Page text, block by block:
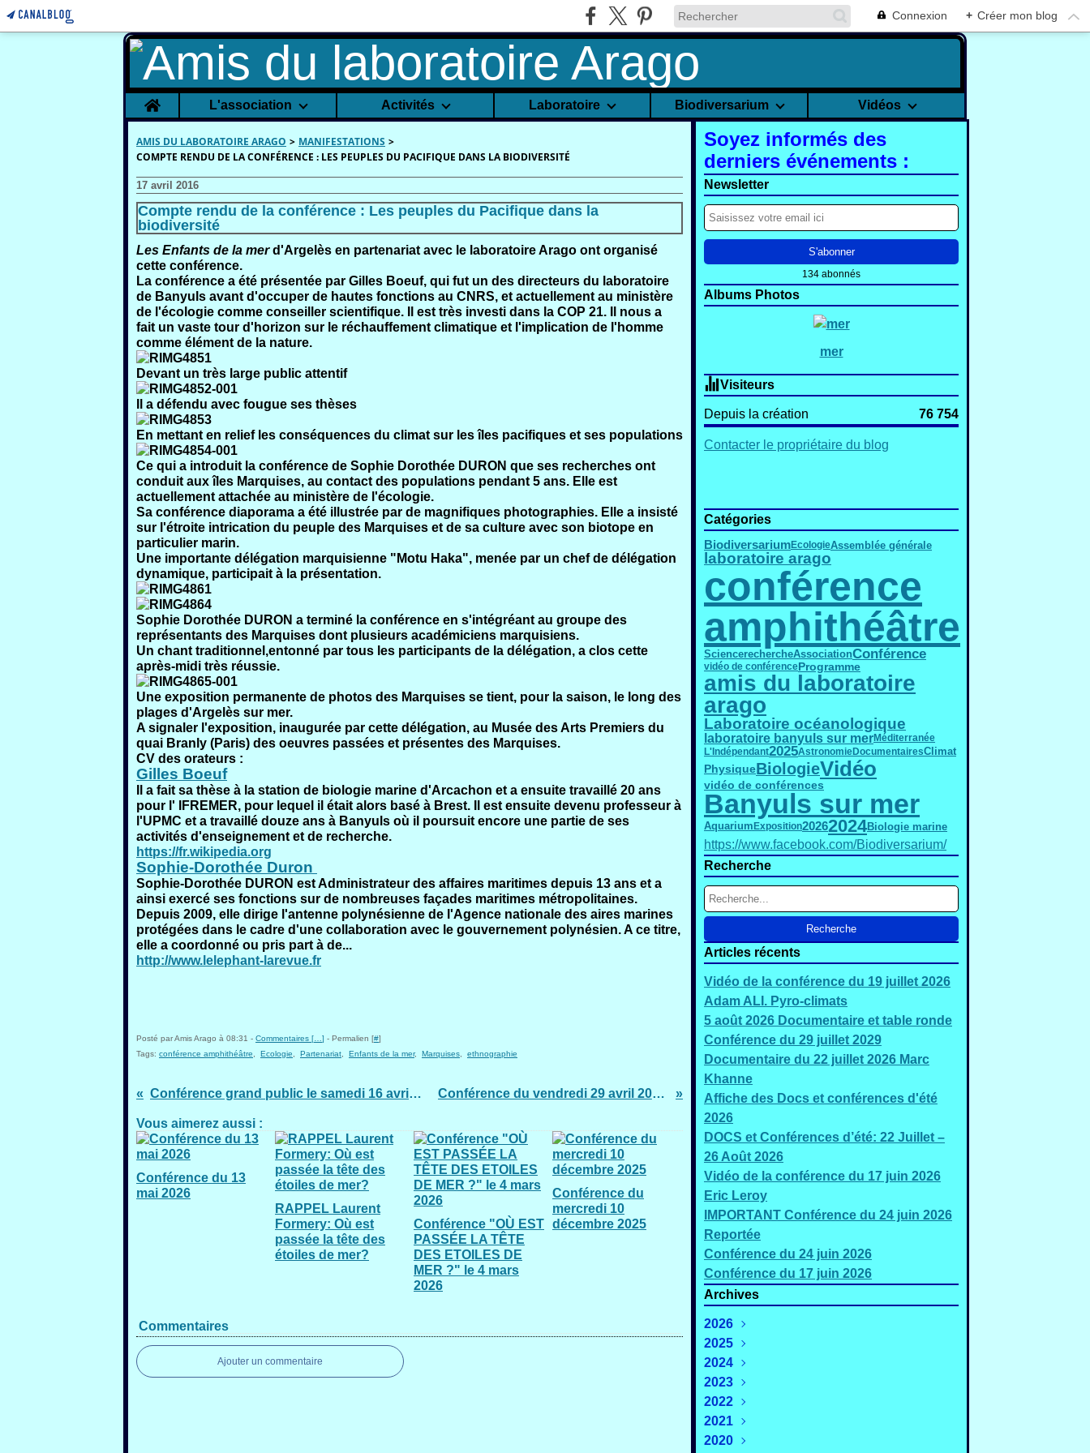
Connexion + Créer mon blog
Home L'association Activités Laboratoire Biodiversarium Vidéos
AMIS DU LABORATOIRE ARAGO > MANIFESTATIONS >
COMPTE RENDU DE LA CONFÉRENCE : LES PEUPLES DU PACIFIQUE DANS LA BIODIVERSITÉ
17 avril 2016
Compte rendu de la conférence : Les peuples du Pacifique dans la
biodiversité
Les Enfants de la merd'Argelès en partenariat avec le laboratoire Arago ont organisé
cette conférence.
La conférence a été présentée par Gilles Boeuf, qui fut un des directeurs du laboratoire
de Banyuls avant d'occuper de hautes fonctions au CNRS, et actuellement au ministère
de l'écologie comme conseiller scientifique. Il est très investi dans la COP 21. Il nous a
fait un vaste tour d'horizon sur le réchauffement climatique et l'implication de l'homme
comme élément de la nature.
Devant un très large public attentif
Il a défendu avec fougue ses thèses
En mettant en relief les conséquences du climat sur les îles pacifiques et ses populations
Ce qui a introduit la conférence de Sophie Dorothée DURON que ses recherches ont
conduit aux îles Marquises, au contact des populations pendant 5 ans. Elle est
actuellement attachée au ministère de l'écologie.
Sa conférence diaporama a été illustrée par de magnifiques photographies. Elle a insisté
sur l'étroite intrication du peuple des Marquises et de sa culture avec son biotope en
particulier marin.
Une importante délégation marquisienne "Motu Haka", menée par un chef de délégation
dynamique, participait à la présentation.
Sophie Dorothée DURON a terminé la conférence en s'intégréant au groupe des
représentants des Marquises dont plusieurs académiciens marquisiens.
Un chant traditionnel,entonné par tous les participants de la délégation, a clos cette
après-midi très réussie.
Une exposition permanente de photos des Marquises se tient, pour la saison, le long des
plages d'Argelès sur mer.
A signaler l'exposition, inaugurée par cette délégation, au Musée des Arts Premiers du
quai Branly (Paris) des oeuvres passées et présentes des Marquises.
CV des orateurs :
Gilles Boeuf
Il a fait sa thèse à la station de biologie marine d'Arcachon et a ensuite travaillé 20 ans
pour l' IFREMER, pour lequel il était alors basé à Brest. Il est ensuite devenu professeur à
l'UPMC et a travaillé douze ans à Banyuls où il poursuit encore une partie de ses
activités d'enseignement et de recherche.
https://fr.wikipedia.org
Sophie-Dorothée Duron
Sophie-Dorothée DURON est Administrateur des affaires maritimes depuis 13 ans et a
ainsi exercé ses fonctions sur de nombreuses façades maritimes métropolitaines.
Depuis 2009, elle dirige l'antenne polynésienne de l'Agence nationale des aires marines
protégées dans le cadre d'une collaboration avec le gouvernement polynésien. A ce titre,
elle a coordonné ou pris part à de...
http://www.lelephant-larevue.fr
Posté par Amis Arago à 08:31 - Commentaires [ ] - Permalien [#]
Tags: conférence amphithéâtre Ecologie Partenariat Enfants de la mer, Marquises ethnographie
Conférence grand public le samedi 16 avril 2016, amphithéâtre A.Guille Conférence du vendredi 29 avril 2016 à la SALLE NOVELTY
Vous aimerez aussi :
Conférence du 13
mai 2026
RAPPEL Laurent
Formery: Où est
passée la tête des
étoiles de mer?
Conférence "OÙ EST
PASSÉE LA TÊTE
DES ETOILES DE
MER ?" le 4 mars
2026
Conférence du
mercredi 10
décembre 2025
Commentaires
Ajouter un commentaire
Soyez informés des
derniers événements :
Newsletter
134 abonnés
Albums Photos
mer
Visiteurs
Depuis la création 76 754
Contacter le propriétaire du blog
Catégories
BiodiversariumEcologieAssemblée générale
laboratoire arago
conférence
amphithéâtre
SciencerechercheAssociationConférence
vidéo de conférenceProgramme
amis du laboratoire
arago
Laboratoire océanologique
laboratoire banyuls sur merMéditerranée
L'Indépendant2025AstronomieDocumentairesClimat
PhysiqueBiologieVidéo
vidéo de conférences
Banyuls sur mer
Aquarium Exposition20262024Biologie marine
https://www.facebook.com/Biodiversarium/
Recherche
Articles récents
Vidéo de la conférence du 19 juillet 2026
Adam ALI. Pyro-climats
5 août 2026 Documentaire et table ronde
Conférence du 29 juillet 2029
Documentaire du 22 juillet 2026 Marc
Khanne
Affiche des Docs et conférences d'été
2026
DOCS et Conférences d’été: 22 Juillet –
26 Août 2026
Vidéo de la conférence du 17 juin 2026
Eric Leroy
IMPORTANT Conférence du 24 juin 2026
Reportée
Conférence du 24 juin 2026
Conférence du 17 juin 2026
Archives
2026
Août
Juillet
Juin
Mai (2)
Mars
Février
2025
Décembre
Novembre
Octobre
Septembre
Août
2024
Décembre
Novembre
Octobre
Septembre
2023
Décembre
Novembre
Octobre
2022
Décembre
Novembre
2021
Décembre
2020